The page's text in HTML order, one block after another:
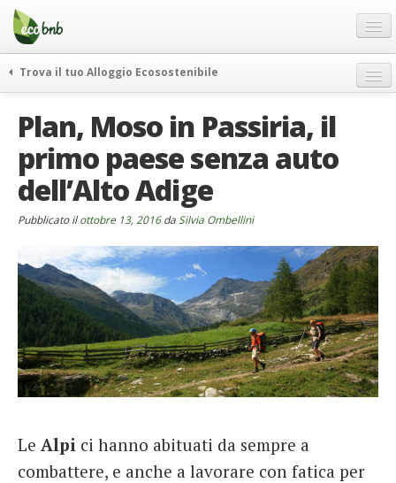
Menu
Salta
contenuto
Offerte Speciali
Regali
FAQ
Chi Siamo
Partner
Italiano
German
English
Spanish
Italiano
Trova il tuo Alloggio Ecosostenibile
itinerari
curiosità
vivere e viaggiare verde
rassegna stampa
Plan, Moso in Passiria, il
primo paese senza auto
dell’Alto Adige
Pubblicato ilottobre 13, 2016da Silvia Ombellini
Le Alpi ci hanno abituati da sempre a
combattere, e anche a lavorare con fatica per